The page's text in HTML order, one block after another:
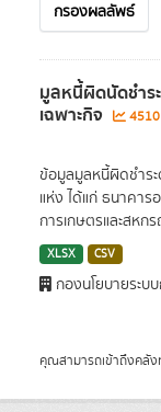
กรองผลลัพธ์
มูลหนี้ผิดนัดชำร
เฉพาะกิจ
ข้อมูลมูลหนี้ผิดชำร
แห่ง ได้แก่ ธนาคาร
การเกษตรและสหก
XLSX CSV
กองนโยบายระบ
คุณสามารถเข้าถึงคลัง